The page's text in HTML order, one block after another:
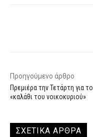
Προηγούμενο άρθρο
Πρεμιέρα την Τετάρτη για το
«καλάθι του νοικοκυριού»
ΣΧΕΤΙΚΑ ΑΡΘΡΑ